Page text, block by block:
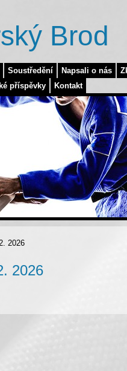
Soustředění Napsali o nás
příspěvky Kontakt
Brod
2026
2026